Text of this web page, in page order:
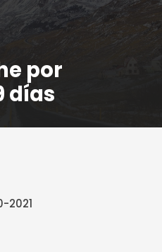
por
días
2021